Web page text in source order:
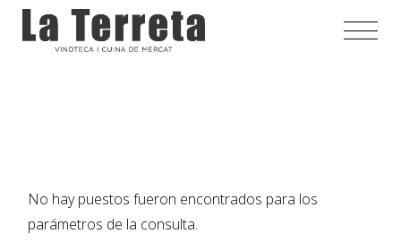
Saltar
contenido
No hay puestos fueron encontrados para los
parámetros de la consulta.